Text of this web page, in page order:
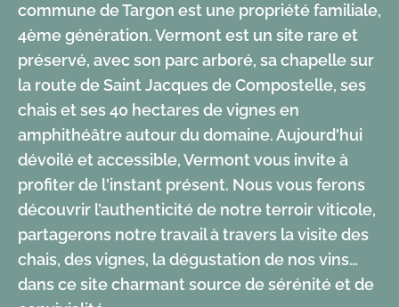
commune de Targon est une propriété familiale,
4ème génération. Vermont est un site rare et
préservé, avec son parc arboré, sa chapelle sur
la route de Saint Jacques de Compostelle, ses
chais et ses 40 hectares de vignes en
amphithéâtre autour du domaine. Aujourd'hui
dévoilé et accessible, Vermont vous invite à
profiter de l'instant présent. Nous vous ferons
découvrir l’authenticité de notre terroir viticole,
partagerons notre travail à travers la visite des
chais, des vignes, la dégustation de nos vins…
dans ce site charmant source de sérénité et de